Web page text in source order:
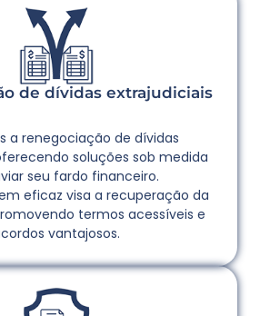
de dívidas extrajudiciais
a renegociação de dívidas
soluções sob medida
seu fardo financeiro.
eficaz visa a recuperação da
termos acessíveis e
vantajosos.